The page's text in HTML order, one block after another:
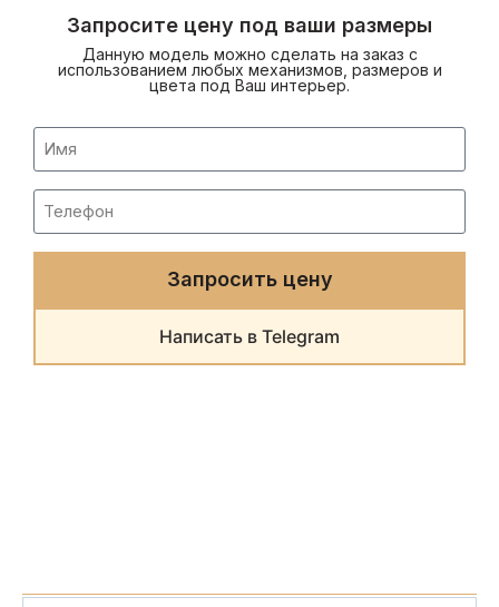
Запросите цену под ваши размеры
Данную модель можно сделать на заказ с
использованием любых механизмов, размеров и
цвета под Ваш интерьер.
Запросить цену
Написать в Telegram